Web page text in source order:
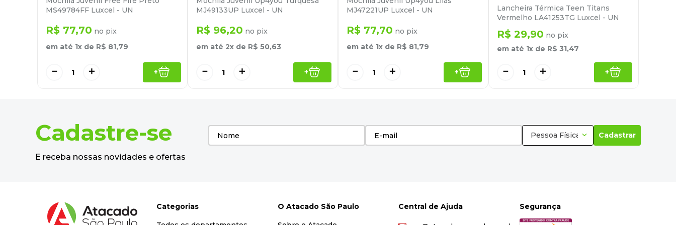
MS49784FF Luxcel - UN
R$ 77,70 no pix
em até 1x de R$ 81,79
＋
－ +
MJ49133UP Luxcel - UN
R$ 96,20 no pix
em até 2x de R$ 50,63
＋
－ +
MJ47221UP Luxcel - UN
R$ 77,70 no pix
em até 1x de R$ 81,79
＋
－ +
Lancheira Térmica Teen Titans
Vermelho LA41253TG Luxcel - UN
R$ 29,90 no pix
em até 1x de R$ 31,47
＋
－ +
Cadastre-se
E receba nossas novidades e ofertas
Pessoa Física Cadastrar
Categorias O Atacado São Paulo Central de Ajuda Segurança